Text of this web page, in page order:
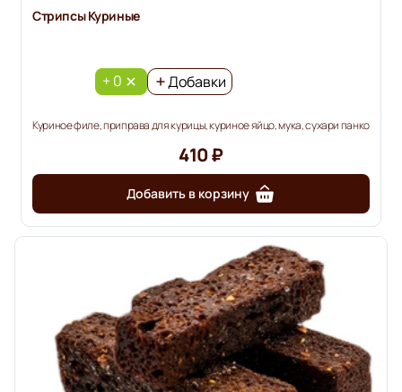
Стрипсы Куриные
+ 0 Добавки
Куриное филе, приправа для курицы, куриное яйцо, мука, сухари панко
410 ₽
Добавить в корзину